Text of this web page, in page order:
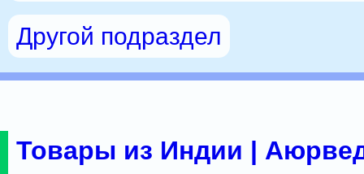
Другой подраздел
Товары из Индии |